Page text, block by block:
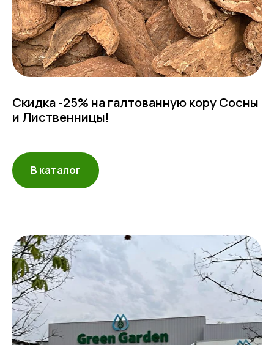
Скидка -25% на галтованную кору Сосны
и Лиственницы!
В каталог